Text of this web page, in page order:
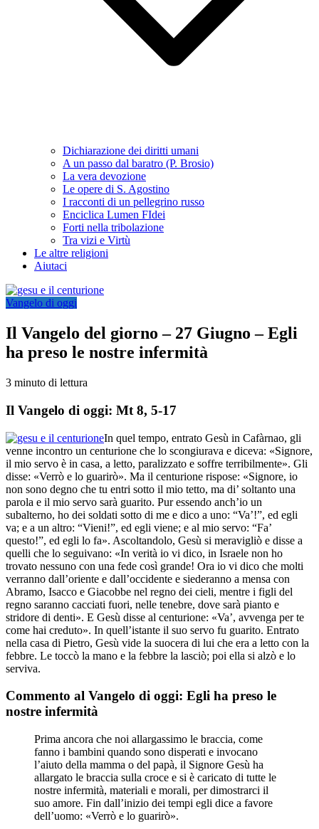
Dichiarazione dei diritti umani
A un passo dal baratro (P. Brosio)
La vera devozione
Le opere di S. Agostino
I racconti di un pellegrino russo
Enciclica Lumen FIdei
Forti nella tribolazione
Tra vizi e Virtù
Le altre religioni
Aiutaci
Vangelo di oggi
Il Vangelo del giorno – 27 Giugno – Egli
ha preso le nostre infermità
3 minuto di lettura
Il Vangelo di oggi: Mt 8, 5-17
In quel tempo, entrato Gesù in Cafàrnao, gli
venne incontro un centurione che lo scongiurava e diceva: «Signore,
il mio servo è in casa, a letto, paralizzato e soffre terribilmente». Gli
disse: «Verrò e lo guarirò». Ma il centurione rispose: «Signore, io
non sono degno che tu entri sotto il mio tetto, ma di’ soltanto una
parola e il mio servo sarà guarito. Pur essendo anch’io un
subalterno, ho dei soldati sotto di me e dico a uno: “Va’!”, ed egli
va; e a un altro: “Vieni!”, ed egli viene; e al mio servo: “Fa’
questo!”, ed egli lo fa». Ascoltandolo, Gesù si meravigliò e disse a
quelli che lo seguivano: «In verità io vi dico, in Israele non ho
trovato nessuno con una fede così grande! Ora io vi dico che molti
verranno dall’oriente e dall’occidente e siederanno a mensa con
Abramo, Isacco e Giacobbe nel regno dei cieli, mentre i figli del
regno saranno cacciati fuori, nelle tenebre, dove sarà pianto e
stridore di denti». E Gesù disse al centurione: «Va’, avvenga per te
come hai creduto». In quell’istante il suo servo fu guarito. Entrato
nella casa di Pietro, Gesù vide la suocera di lui che era a letto con la
febbre. Le toccò la mano e la febbre la lasciò; poi ella si alzò e lo
serviva.
Commento al Vangelo di oggi: Egli ha preso le
nostre infermità
Prima ancora che noi allargassimo le braccia, come
fanno i bambini quando sono disperati e invocano
l’aiuto della mamma o del papà, il Signore Gesù ha
allargato le braccia sulla croce e si è caricato di tutte le
nostre infermità, materiali e morali, per dimostrarci il
suo amore. Fin dall’inizio dei tempi egli dice a favore
dell’uomo: «Verrò e lo guarirò».